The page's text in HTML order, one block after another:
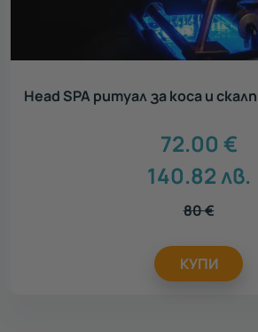
Head SPA ритуал за коса и
72.00 €
140.82лв.
80€
КУПИ